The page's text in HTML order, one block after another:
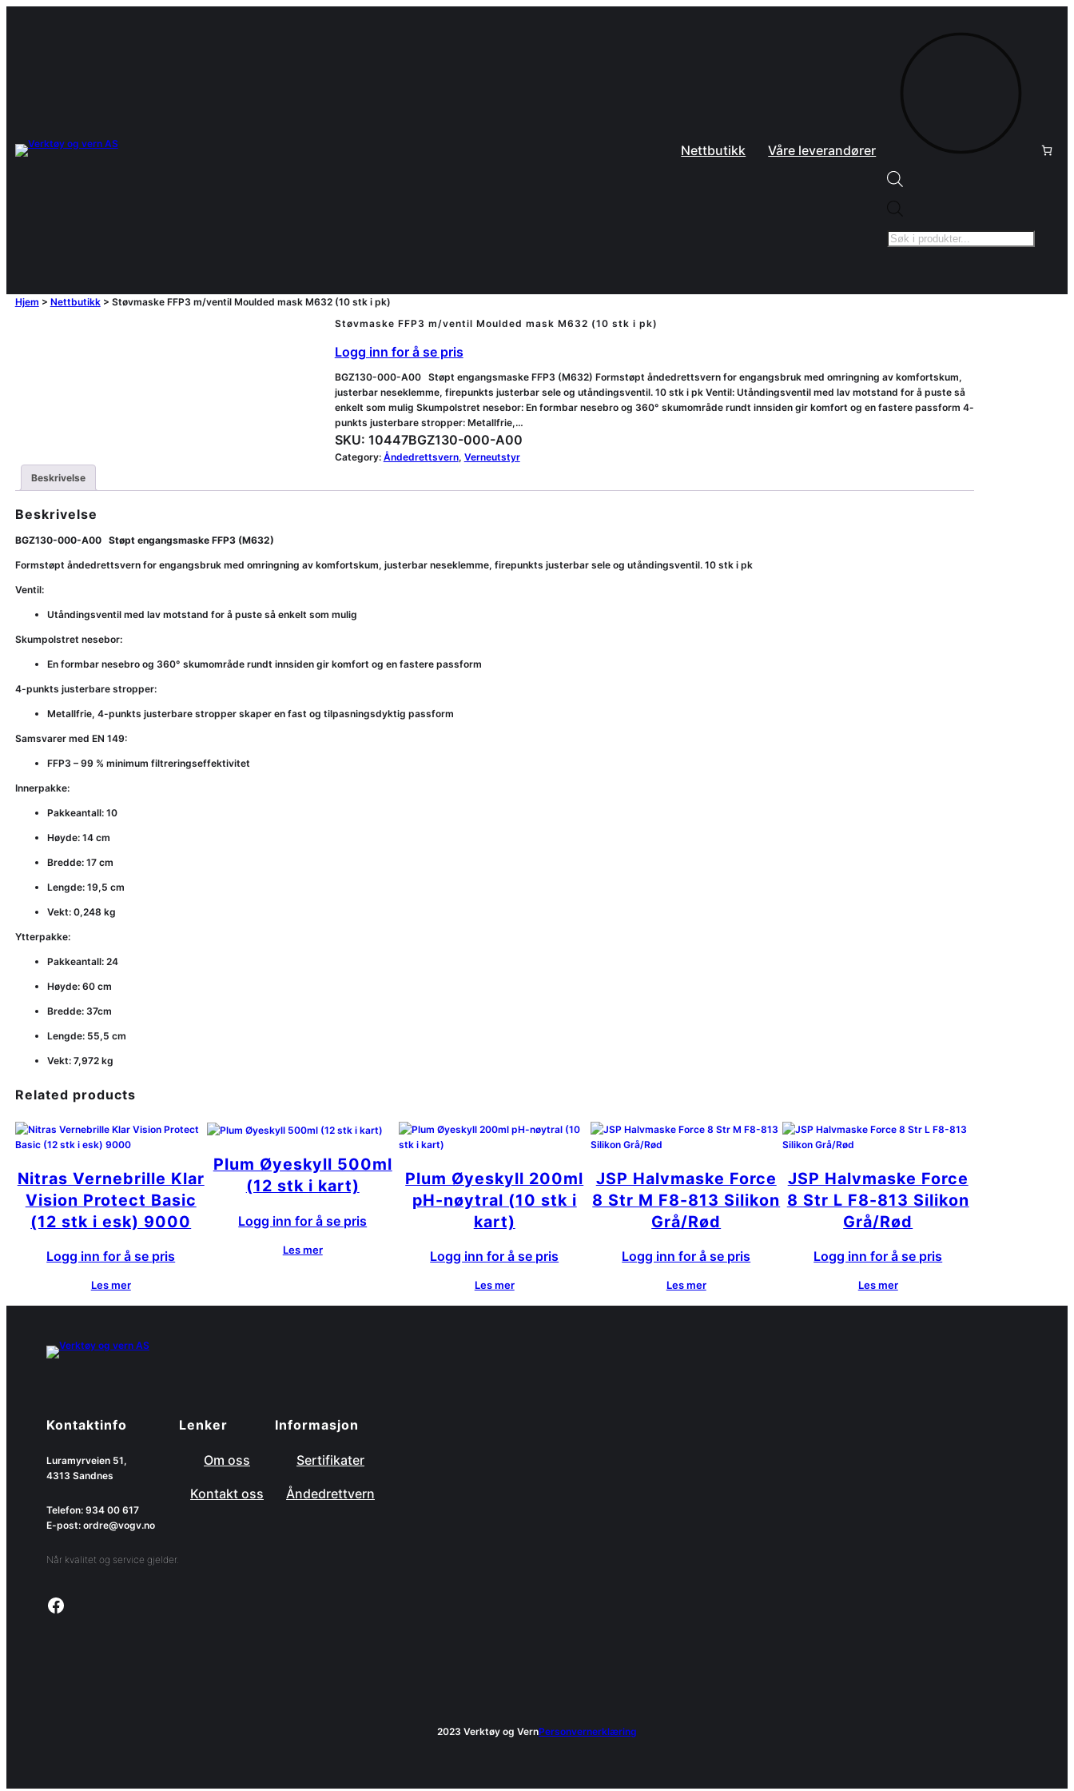
Nettbutikk Våre leverandører
Products
Hjem > Nettbutikk> Støvmaske FFP3 m/ventil Moulded mask M632 (10 stk i pk)
Støvmaske FFP3 m/ventil Moulded mask M632 (10 stk i pk)
Logg inn for å se pris
BGZ130-000-A00 Støpt engangsmaske FFP3 (M632) Formstøpt åndedrettsvern for engangsbruk med omringning av komfortskum,
justerbar neseklemme, firepunkts justerbar sele og utåndingsventil. 10 stk i pk Ventil: Utåndingsventil med lav motstand for å puste så
enkelt som mulig Skumpolstret nesebor: En formbar nesebro og 360° skumområde rundt innsiden gir komfort og en fastere passform 4-
punkts justerbare stropper: Metallfrie,…
SKU: 10447BGZ130-000-A00
Category: Åndedrettsvern, Verneutstyr
Beskrivelse
Beskrivelse
BGZ130-000-A00 Støpt engangsmaske FFP3 (M632)
Formstøpt åndedrettsvern for engangsbruk med omringning av komfortskum, justerbar neseklemme, firepunkts justerbar sele og utåndingsventil. 10 stk i pk
Ventil:
Utåndingsventil med lav motstand for å puste så enkelt som mulig
Skumpolstret nesebor:
En formbar nesebro og 360° skumområde rundt innsiden gir komfort og en fastere passform
4-punkts justerbare stropper:
Metallfrie, 4-punkts justerbare stropper skaper en fast og tilpasningsdyktig passform
Samsvarer med EN 149:
FFP3 – 99 % minimum filtreringseffektivitet
Innerpakke:
Pakkeantall: 10
Høyde: 14 cm
Bredde: 17 cm
Lengde: 19,5 cm
Vekt: 0,248 kg
Ytterpakke:
Pakkeantall: 24
Høyde: 60 cm
Bredde: 37cm
Lengde: 55,5 cm
Vekt: 7,972 kg
Related products
Nitras Vernebrille Klar
Vision Protect Basic
(12 stk i esk) 9000
Logg inn for å se pris
Les mer
Plum Øyeskyll 500ml
(12 stk i kart)
Logg inn for å se pris
Les mer
Plum Øyeskyll 200ml
pH-nøytral (10 stk i
kart)
Logg inn for å se pris
Les mer
JSP Halvmaske Force
8 Str M F8-813 Silikon
Grå/Rød
Logg inn for å se pris
Les mer
JSP Halvmaske Force
8 Str L F8-813 Silikon
Grå/Rød
Logg inn for å se pris
Les mer
Kontaktinfo
Luramyrveien 51,
4313 Sandnes
Telefon: 934 00 617
E-post: ordre@vogv.no
Når kvalitet og service gjelder.
Link to facebook page
Lenker
Om oss
Kontakt oss
Informasjon
Sertifikater
Åndedrettvern
2023 Verktøy og VernPersonvernerklæring